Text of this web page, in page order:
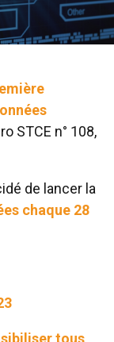
STCE n° 108,
de lancer la
chaque 28
tous